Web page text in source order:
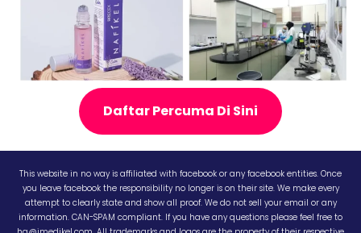
Daftar Percuma Di Sini
This website in no way is affiliated with facebook or any facebook entities. Once
you leave facebook the responsibility no longer is on their site. We make every
attempt to clearly state and show all proof. We do not sell your email or any
information. CAN-SPAM compliant. If you have any questions please feel free to